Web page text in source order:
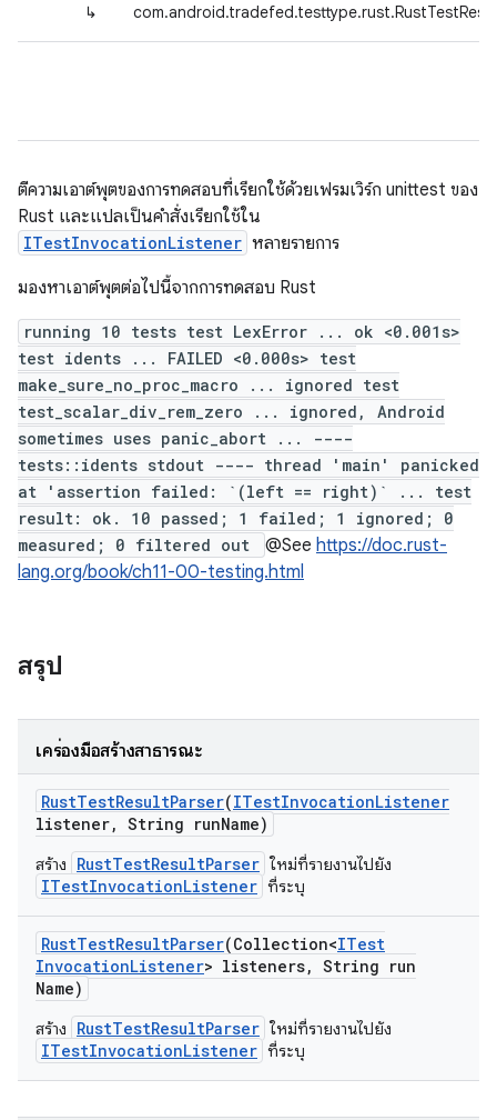
↳
ตีความเอาต์พุตของการทดสอบที่เรียกใช้ด้วยเฟรมเวิร์ก unittest ของ
Rust และแปลเป็นคำสั่งเรียกใช้ใน
ITestInvocationListener หลายรายการ
มองหาเอาต์พุตต่อไปนี้จากการทดสอบ Rust
running 10 tests test LexError ... ok <0.001s>
test idents ... FAILED <0.000s> test
make_sure_no_proc_macro ... ignored test
test_scalar_div_rem_zero ... ignored, Android
sometimes uses panic_abort ... ----
tests::idents stdout ---- thread 'main' panicked
at 'assertion failed: `(left == right)` ... test
result: ok. 10 passed; 1 failed; 1 ignored; 0
measured; 0 filtered out
@See https://doc.rust-
lang.org/book/ch11-00-testing.html
สรุป
เครื่องมือสร้างสาธารณะ
RustTestResultParser(ITestInvocationListener
listener, String runName)
สร้าง RustTestResultParser ใหม่ที่รายงานไปยัง
ITestInvocationListener ที่ระบุ
RustTestResultParser(Collection<ITest
InvocationListener> listeners, String run
Name)
สร้าง RustTestResultParser ใหม่ที่รายงานไปยัง
ITestInvocationListener ที่ระบุ